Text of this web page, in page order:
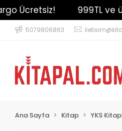
999TL ve
5079806863
Ana Sayfa Kitap YKS